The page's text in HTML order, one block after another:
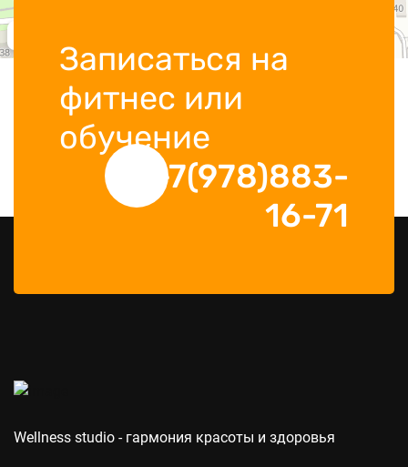
Записаться на
фитнес или
обучение
+7(978)883-
16-71
Wellness studio - гармония красоты и здоровья